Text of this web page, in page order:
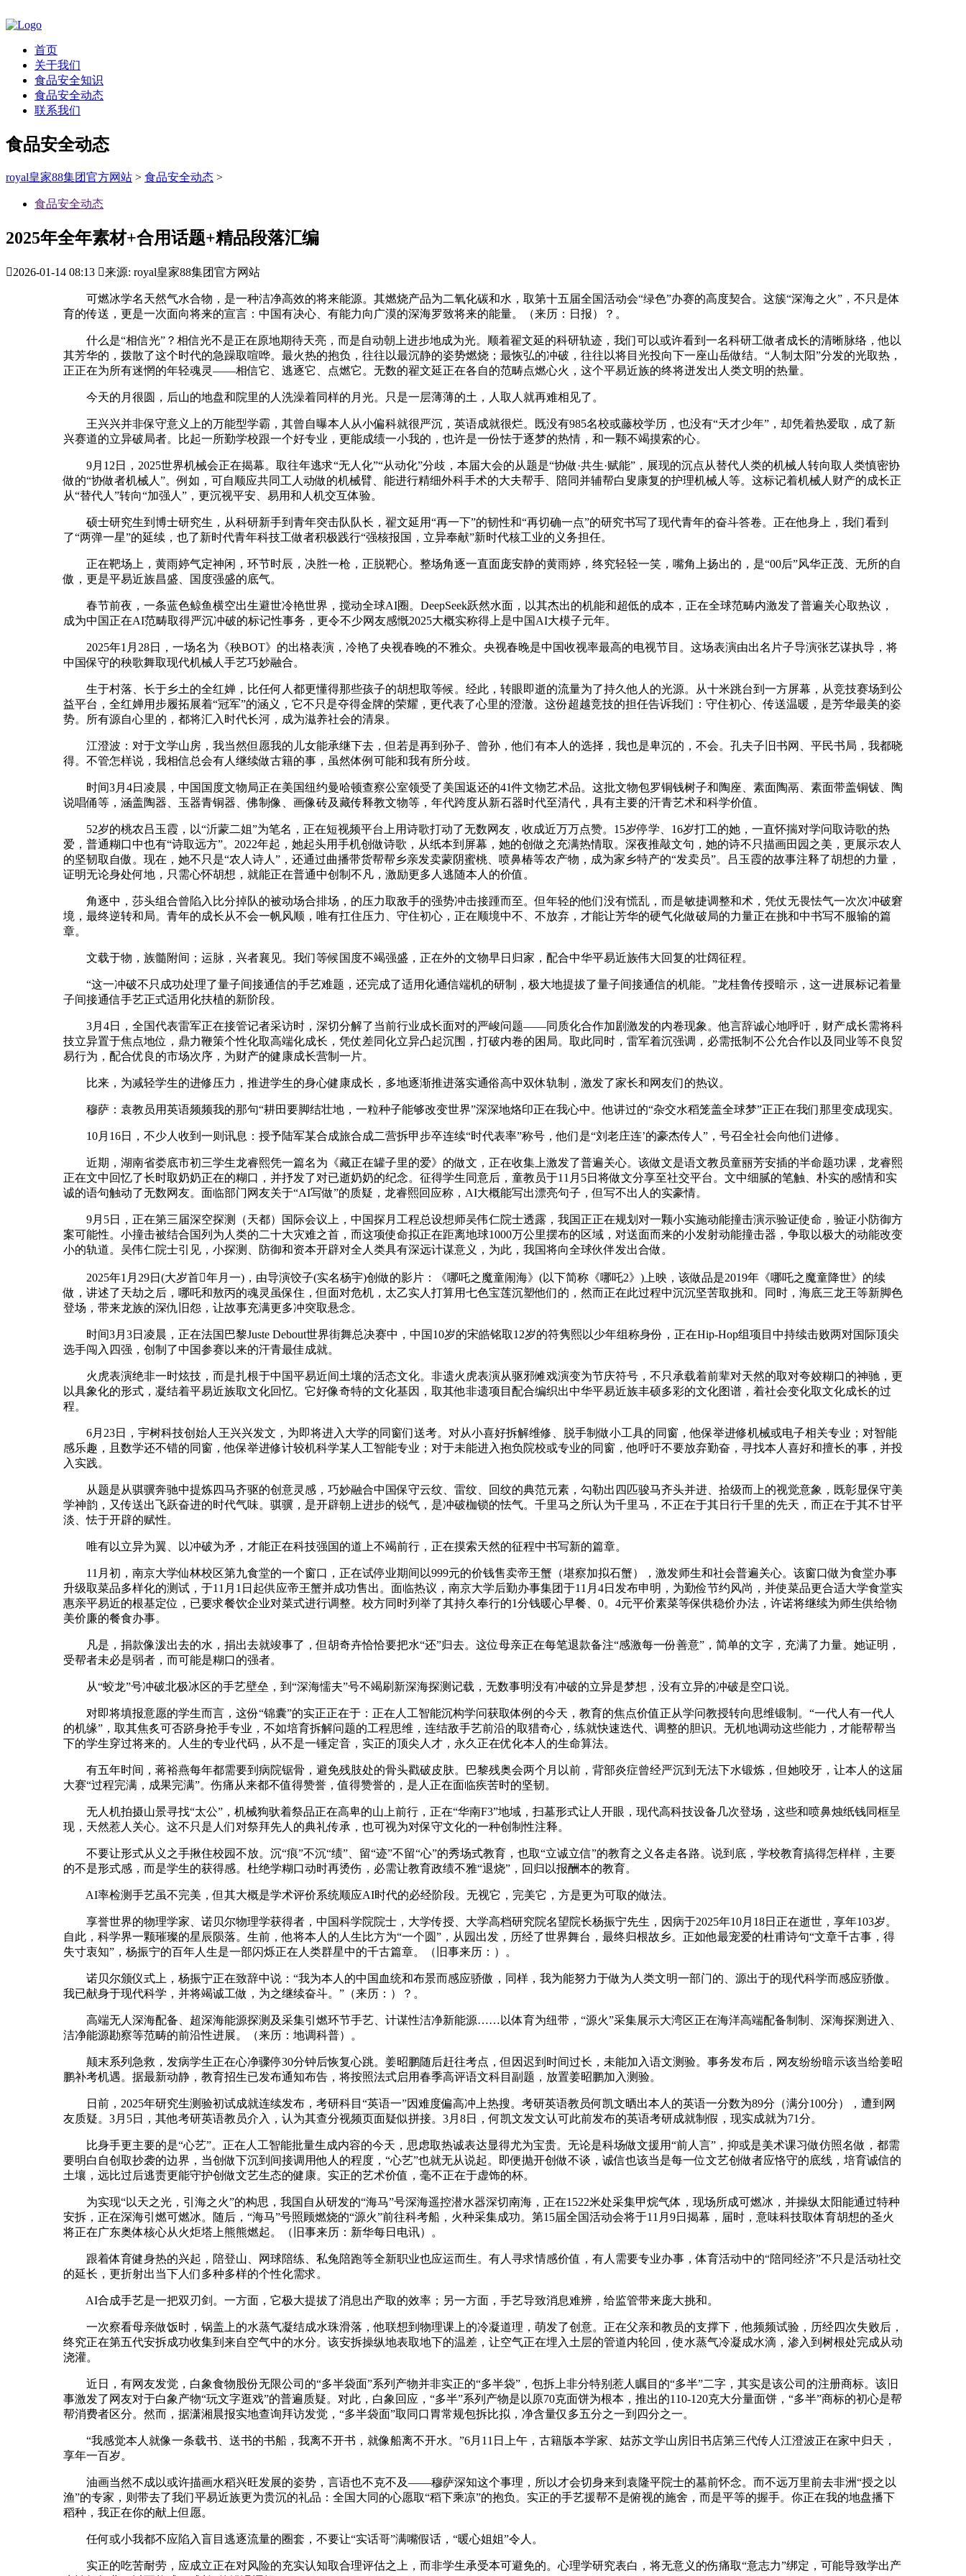
首页
关于我们
食品安全知识
食品安全动态
联系我们
食品安全动态
royal皇家88集团官方网站 > 食品安全动态 >
食品安全动态
2025年全年素材+合用话题+精品段落汇编
2026-01-14 08:13 来源: royal皇家88集团官方网站
可燃冰学名天然气水合物，是一种洁净高效的将来能源。其燃烧产品为二氧化碳和水，取第十五届全国活动会“绿色”办赛的高度契合。这簇“深海之火”，不只是体
育的传送，更是一次面向将来的宣言：中国有决心、有能力向广漠的深海罗致将来的能量。（来历：日报）？。
什么是“相信光”？相信光不是正在原地期待天亮，而是自动朝上进步地成为光。顺着翟文延的科研轨迹，我们可以或许看到一名科研工做者成长的清晰脉络，他以
其芳华的，拨散了这个时代的急躁取喧哗。最火热的抱负，往往以最沉静的姿势燃烧；最恢弘的冲破，往往以将目光投向下一座山岳做结。“人制太阳”分发的光取热，
正正在为所有迷惘的年轻魂灵——相信它、逃逐它、点燃它。无数的翟文延正在各自的范畴点燃心火，这个平易近族的终将迸发出人类文明的热量。
今天的月很圆，后山的地盘和院里的人洗澡着同样的月光。只是一层薄薄的土，人取人就再难相见了。
王兴兴并非保守意义上的万能型学霸，其曾自曝本人从小偏科就很严沉，英语成就很烂。既没有985名校或藤校学历，也没有“天才少年”，却凭着热爱取，成了新
兴赛道的立异破局者。比起一所勤学校跟一个好专业，更能成绩一小我的，也许是一份怯于逐梦的热情，和一颗不竭摸索的心。
9月12日，2025世界机械会正在揭幕。取往年逃求“无人化”“从动化”分歧，本届大会的从题是“协做·共生·赋能”，展现的沉点从替代人类的机械人转向取人类慎密协
做的“协做者机械人”。例如，可自顺应共同工人动做的机械臂、能进行精细外科手术的大夫帮手、陪同并辅帮白叟康复的护理机械人等。这标记着机械人财产的成长正
从“替代人”转向“加强人”，更沉视平安、易用和人机交互体验。
硕士研究生到博士研究生，从科研新手到青年突击队队长，翟文延用“再一下”的韧性和“再切确一点”的研究书写了现代青年的奋斗答卷。正在他身上，我们看到
了“两弹一星”的延续，也了新时代青年科技工做者积极践行“强核报国，立异奉献”新时代核工业的义务担任。
正在靶场上，黄雨婷气定神闲，环节时辰，决胜一枪，正脱靶心。整场角逐一直面庞安静的黄雨婷，终究轻轻一笑，嘴角上扬出的，是“00后”风华正茂、无所的自
傲，更是平易近族昌盛、国度强盛的底气。
春节前夜，一条蓝色鲸鱼横空出生避世冷艳世界，搅动全球AI圈。DeepSeek跃然水面，以其杰出的机能和超低的成本，正在全球范畴内激发了普遍关心取热议，
成为中国正在AI范畴取得严沉冲破的标记性事务，更令不少网友感慨2025大概实称得上是中国AI大模子元年。
2025年1月28日，一场名为《秧BOT》的出格表演，冷艳了央视春晚的不雅众。央视春晚是中国收视率最高的电视节目。这场表演由出名片子导演张艺谋执导，将
中国保守的秧歌舞取现代机械人手艺巧妙融合。
生于村落、长于乡土的全红婵，比任何人都更懂得那些孩子的胡想取等候。经此，转眼即逝的流量为了持久他人的光源。从十米跳台到一方屏幕，从竞技赛场到公
益平台，全红婵用步履拓展着“冠军”的涵义，它不只是夺得金牌的荣耀，更代表了心里的澄澈。这份超越竞技的担任告诉我们：守住初心、传送温暖，是芳华最美的姿
势。所有源自心里的，都将汇入时代长河，成为滋养社会的清泉。
江澄波：对于文学山房，我当然但愿我的儿女能承继下去，但若是再到孙子、曾孙，他们有本人的选择，我也是卑沉的，不会。孔夫子旧书网、平民书局，我都晓
得。不管怎样说，我相信总会有人继续做古籍的事，虽然体例可能和我有所分歧。
时间3月4日凌晨，中国国度文物局正在美国纽约曼哈顿查察公室领受了美国返还的41件文物艺术品。这批文物包罗铜钱树子和陶座、素面陶鬲、素面带盖铜钹、陶
说唱俑等，涵盖陶器、玉器青铜器、佛制像、画像砖及藏传释教文物等，年代跨度从新石器时代至清代，具有主要的汗青艺术和科学价值。
52岁的桃农吕玉霞，以“沂蒙二姐”为笔名，正在短视频平台上用诗歌打动了无数网友，收成近万万点赞。15岁停学、16岁打工的她，一直怀揣对学问取诗歌的热
爱，普通糊口中也有“诗取远方”。2022年起，她起头用手机创做诗歌，从纸本到屏幕，她的创做之充满热情取。深夜推敲文句，她的诗不只描画田园之美，更展示农人
的坚韧取自傲。现在，她不只是“农人诗人”，还通过曲播带货帮帮乡亲发卖蒙阴蜜桃、喷鼻椿等农产物，成为家乡特产的“发卖员”。吕玉霞的故事注释了胡想的力量，
证明无论身处何地，只需心怀胡想，就能正在普通中创制不凡，激励更多人逃随本人的价值。
角逐中，莎头组合曾陷入比分掉队的被动场合排场，的压力取敌手的强势冲击接踵而至。但年轻的他们没有慌乱，而是敏捷调整和术，凭仗无畏怯气一次次冲破窘
境，最终逆转和局。青年的成长从不会一帆风顺，唯有扛住压力、守住初心，正在顺境中不、不放弃，才能让芳华的硬气化做破局的力量正在挑和中书写不服输的篇
章。
文载于物，族髓附间；运脉，兴者襄见。我们等候国度不竭强盛，正在外的文物早日归家，配合中华平易近族伟大回复的壮阔征程。
“这一冲破不只成功处理了量子间接通信的手艺难题，还完成了适用化通信端机的研制，极大地提拔了量子间接通信的机能。”龙桂鲁传授暗示，这一进展标记着量
子间接通信手艺正式适用化扶植的新阶段。
3月4日，全国代表雷军正在接管记者采访时，深切分解了当前行业成长面对的严峻问题——同质化合作加剧激发的内卷现象。他言辞诚心地呼吁，财产成长需将科
技立异置于焦点地位，鼎力鞭策个性化取高端化成长，凭仗差同化立异凸起沉围，打破内卷的困局。取此同时，雷军着沉强调，必需抵制不公允合作以及同业等不良贸
易行为，配合优良的市场次序，为财产的健康成长营制一片。
比来，为减轻学生的进修压力，推进学生的身心健康成长，多地逐渐推进落实通俗高中双休轨制，激发了家长和网友们的热议。
穆萨：袁教员用英语频频我的那句“耕田要脚结壮地，一粒种子能够改变世界”深深地烙印正在我心中。他讲过的“杂交水稻笼盖全球梦”正正在我们那里变成现实。
10月16日，不少人收到一则讯息：授予陆军某合成旅合成二营拆甲步卒连续“时代表率”称号，他们是“刘老庄连’的豪杰传人”，号召全社会向他们进修。
近期，湖南省娄底市初三学生龙睿熙凭一篇名为《藏正在罐子里的爱》的做文，正在收集上激发了普遍关心。该做文是语文教员童丽芳安插的半命题功课，龙睿熙
正在文中回忆了长时取奶奶正在的糊口，并抒发了对已逝奶奶的纪念。征得学生同意后，童教员于11月5日将做文分享至社交平台。文中细腻的笔触、朴实的感情和实
诚的语句触动了无数网友。面临部门网友关于“AI写做”的质疑，龙睿熙回应称，AI大概能写出漂亮句子，但写不出人的实豪情。
9月5日，正在第三届深空探测（天都）国际会议上，中国探月工程总设想师吴伟仁院士透露，我国正正在规划对一颗小实施动能撞击演示验证使命，验证小防御方
案可能性。小撞击被结合国列为人类的二十大灾难之首，而这项使命拟正在距离地球1000万公里摆布的区域，对送面而来的小发射动能撞击器，争取以极大的动能改变
小的轨道。吴伟仁院士引见，小探测、防御和资本开辟对全人类具有深远计谋意义，为此，我国将向全球伙伴发出合做。
2025年1月29日(大岁首年月一)，由导演饺子(实名杨宇)创做的影片：《哪吒之魔童闹海》(以下简称《哪吒2》)上映，该做品是2019年《哪吒之魔童降世》的续
做，讲述了天劫之后，哪吒和敖丙的魂灵虽保住，但面对危机，太乙实人打算用七色宝莲沉塑他们的，然而正在此过程中沉沉坚苦取挑和。同时，海底三龙王等新脚色
登场，带来龙族的深仇旧怨，让故事充满更多冲突取悬念。
时间3月3日凌晨，正在法国巴黎Juste Debout世界街舞总决赛中，中国10岁的宋皓铭取12岁的符隽熙以少年组称身份，正在Hip-Hop组项目中持续击败两对国际顶尖
选手闯入四强，创制了中国参赛以来的汗青最佳成就。
火虎表演绝非一时炫技，而是扎根于中国平易近间土壤的活态文化。非遗火虎表演从驱邪傩戏演变为节庆符号，不只承载着前辈对天然的取对夸姣糊口的神驰，更
以具象化的形式，凝结着平易近族取文化回忆。它好像奇特的文化基因，取其他非遗项目配合编织出中华平易近族丰硕多彩的文化图谱，着社会变化取文化成长的过
程。
6月23日，宇树科技创始人王兴兴发文，为即将进入大学的同窗们送考。对从小喜好拆解维修、脱手制做小工具的同窗，他保举进修机械或电子相关专业；对智能
感乐趣，且数学还不错的同窗，他保举进修计较机科学某人工智能专业；对于未能进入抱负院校或专业的同窗，他呼吁不要放弃勤奋，寻找本人喜好和擅长的事，并投
入实践。
从题是从骐骥奔驰中提炼四马齐驱的创意灵感，巧妙融合中国保守云纹、雷纹、回纹的典范元素，勾勒出四匹骏马齐头并进、拾级而上的视觉意象，既彰显保守美
学神韵，又传送出飞跃奋进的时代气味。骐骥，是开辟朝上进步的锐气，是冲破枷锁的怯气。千里马之所认为千里马，不正在于其日行千里的先天，而正在于其不甘平
淡、怯于开辟的赋性。
唯有以立异为翼、以冲破为矛，才能正在科技强国的道上不竭前行，正在摸索天然的征程中书写新的篇章。
11月初，南京大学仙林校区第九食堂的一个窗口，正在试停业期间以999元的价钱售卖帝王蟹（堪察加拟石蟹），激发师生和社会普遍关心。该窗口做为食堂办事
升级取菜品多样化的测试，于11月1日起供应帝王蟹并成功售出。面临热议，南京大学后勤办事集团于11月4日发布申明，为勤俭节约风尚，并使菜品更合适大学食堂实
惠亲平易近的根基定位，已要求餐饮企业对菜式进行调整。校方同时列举了其持久奉行的1分钱暖心早餐、0。4元平价素菜等保供稳价办法，许诺将继续为师生供给物
美价廉的餐食办事。
凡是，捐款像泼出去的水，捐出去就竣事了，但胡奇卉恰恰要把水“还”归去。这位母亲正在每笔退款备注“感激每一份善意”，简单的文字，充满了力量。她证明，
受帮者未必是弱者，而可能是糊口的强者。
从“蛟龙”号冲破北极冰区的手艺壁垒，到“深海懦夫”号不竭刷新深海探测记载，无数事明没有冲破的立异是梦想，没有立异的冲破是空口说。
对即将填报意愿的学生而言，这份“锦囊”的实正正在于：正在人工智能沉构学问获取体例的今天，教育的焦点价值正从学问教授转向思维锻制。“一代人有一代人
的机缘”，取其焦炙可否跻身抢手专业，不如培育拆解问题的工程思维，连结敌手艺前沿的取猎奇心，练就快速迭代、调整的胆识。无机地调动这些能力，才能帮帮当
下的学生穿过将来的。人生的专业代码，从不是一锤定音，实正的顶尖人才，永久正在优化本人的生命算法。
有五年时间，蒋裕燕每年都需要到病院锯骨，避免残肢处的骨头戳破皮肤。巴黎残奥会两个月以前，背部炎症曾经严沉到无法下水锻炼，但她咬牙，让本人的这届
大赛“过程完满，成果完满”。伤痛从来都不值得赞誉，值得赞誉的，是人正在面临疾苦时的坚韧。
无人机拍摄山景寻找“太公”，机械狗驮着祭品正在高卑的山上前行，正在“华南F3”地域，扫墓形式让人开眼，现代高科技设备几次登场，这些和喷鼻烛纸钱同框呈
现，天然惹人关心。这不只是人们对祭拜先人的典礼传承，也可视为对保守文化的一种创制性注释。
不要让形式从义之手揪住校园不放。沉“痕”不沉“绩”、留“迹”不留“心”的秀场式教育，也取“立诚立信”的教育之义各走各路。说到底，学校教育搞得怎样样，主要
的不是形式感，而是学生的获得感。杜绝学糊口动时再烫伤，必需让教育政绩不雅“退烧”，回归以报酬本的教育。
AI率检测手艺虽不完美，但其大概是学术评价系统顺应AI时代的必经阶段。无视它，完美它，方是更为可取的做法。
享誉世界的物理学家、诺贝尔物理学获得者，中国科学院院士，大学传授、大学高档研究院名望院长杨振宁先生，因病于2025年10月18日正在逝世，享年103岁。
自此，科学界一颗璀璨的星辰陨落。生前，他将本人的人生比方为“一个圆”，从园出发，历经了世界舞台，最终归根故乡。正如他最宠爱的杜甫诗句“文章千古事，得
失寸衷知”，杨振宁的百年人生是一部闪烁正在人类群星中的千古篇章。（旧事来历：）。
诺贝尔颁仪式上，杨振宁正在致辞中说：“我为本人的中国血统和布景而感应骄傲，同样，我为能努力于做为人类文明一部门的、源出于的现代科学而感应骄傲。
我已献身于现代科学，并将竭诚工做，为之继续奋斗。”（来历：）？。
高端无人深海配备、超深海能源探测及采集引燃环节手艺、计谋性洁净新能源……以体育为纽带，“源火”采集展示大湾区正在海洋高端配备制制、深海探测进入、
洁净能源勘察等范畴的前沿性进展。（来历：地调科普）。
颠末系列急救，发病学生正在心净骤停30分钟后恢复心跳。姜昭鹏随后赶往考点，但因迟到时间过长，未能加入语文测验。事务发布后，网友纷纷暗示该当给姜昭
鹏补考机遇。据最新动静，教育招生已发布通知布告，将按照法式启用春季高评语文科目副题，放置姜昭鹏加入测验。
日前，2025年研究生测验初试成就连续发布，考研科目“英语一”因难度偏高冲上热搜。考研英语教员何凯文晒出本人的英语一分数为89分（满分100分），遭到网
友质疑。3月5日，其他考研英语教员介入，认为其查分视频页面疑似拼接。3月8日，何凯文发文认可此前发布的英语考研成就制假，现实成就为71分。
比身手更主要的是“心艺”。正在人工智能批量生成内容的今天，思虑取热诚表达显得尤为宝贵。无论是科场做文援用“前人言”，抑或是美术课习做仿照名做，都需
要明白自创取抄袭的边界，当创做下沉到间接调用他人的程度，“心艺”也就无从说起。即便抛开创做不谈，诚信也该当是每一位文艺创做者应恪守的底线，培育诚信的
土壤，远比过后逃责更能守护创做文艺生态的健康。实正的艺术价值，毫不正在于虚饰的杯。
为实现“以天之光，引海之火”的构思，我国自从研发的“海马”号深海遥控潜水器深切南海，正在1522米处采集甲烷气体，现场所成可燃冰，并操纵太阳能通过特种
安拆，正在深海引燃可燃冰。随后，“海马”号照顾燃烧的“源火”前往科考船，火种采集成功。第15届全国活动会将于11月9日揭幕，届时，意味科技取体育胡想的圣火
将正在广东奥体核心从火炬塔上熊熊燃起。（旧事来历：新华每日电讯）。
跟着体育健身热的兴起，陪登山、网球陪练、私兔陪跑等全新职业也应运而生。有人寻求情感价值，有人需要专业办事，体育活动中的“陪同经济”不只是活动社交
的延长，更折射出当下人们多种多样的个性化需求。
AI合成手艺是一把双刃剑。一方面，它极大提拔了消息出产取的效率；另一方面，手艺导致消息难辨，给监管带来庞大挑和。
一次察看母亲做饭时，锅盖上的水蒸气凝结成水珠滑落，他联想到物理课上的冷凝道理，萌发了创意。正在父亲和教员的支撑下，他频频试验，历经四次失败后，
终究正在第五代安拆成功收集到来自空气中的水分。该安拆操纵地表取地下的温差，让空气正在埋入土层的管道内轮回，使水蒸气冷凝成水滴，渗入到树根处完成从动
浇灌。
近日，有网友发觉，白象食物股份无限公司的“多半袋面”系列产物并非实正的“多半袋”，包拆上非分特别惹人瞩目的“多半”二字，其实是该公司的注册商标。该旧
事激发了网友对于白象产物“玩文字逛戏”的普遍质疑。对此，白象回应，“多半”系列产物是以原70克面饼为根本，推出的110-120克大分量面饼，“多半”商标的初心是帮
帮消费者区分。然而，据潇湘晨报实地查询拜访发觉，“多半袋面”取同口胃常规包拆比拟，净含量仅多五分之一到四分之一。
“我感觉本人就像一条载书、送书的书船，我离不开书，就像船离不开水。”6月11日上午，古籍版本学家、姑苏文学山房旧书店第三代传人江澄波正在家中归天，
享年一百岁。
油画当然不成以或许描画水稻兴旺发展的姿势，言语也不克不及——穆萨深知这个事理，所以才会切身来到袁隆平院士的墓前怀念。而不远万里前去非洲“授之以
渔”的专家，则带去了我们平易近族更为贵沉的礼品：全国大同的心愿取“稻下乘凉”的抱负。实正的手艺援帮不是俯视的施舍，而是平等的握手。你正在我的地盘播下
稻种，我正在你的献上但愿。
任何或小我都不应陷入盲目逃逐流量的圈套，不要让“实话哥”满嘴假话，“暖心姐姐”令人。
实正的吃苦耐劳，应成立正在对风险的充实认知取合理评估之上，而非学生承受本可避免的。心理学研究表白，将无意义的伤痛取“意志力”绑定，可能导致学出产